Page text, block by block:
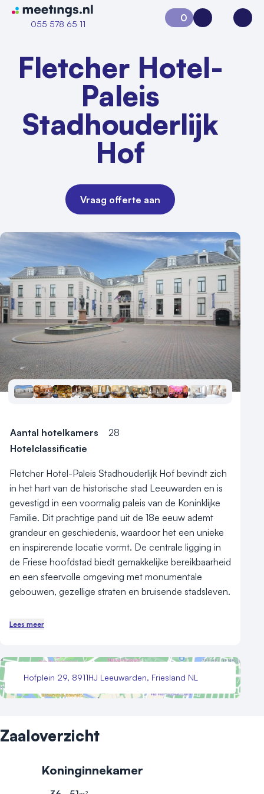
Naar home van Meetings
055 578 65 11
Vraag locatie aan
Locatiegids
Meld locatie aan
Nieuws
Reviews (5⭐️)
Contact
0
Aanvraag 0Inloggen
Fletcher Hotel-
Paleis
Stadhouderlijk
Hof
Vraag offerte aan
Aantal hotelkamers
28
Hotelclassificatie
Fletcher Hotel-Paleis Stadhouderlijk Hof bevindt zich
in het hart van de historische stad Leeuwarden en is
gevestigd in een voormalig paleis van de Koninklijke
Familie. Dit prachtige pand uit de 18e eeuw ademt
grandeur en geschiedenis, waardoor het een unieke
en inspirerende locatie vormt. De centrale ligging in
de Friese hoofdstad biedt gemakkelijke bereikbaarheid
en een sfeervolle omgeving met monumentale
gebouwen, gezellige straten en bruisende stadsleven.
Voor zakelijke bijeenkomsten biedt het hotel vijf
vergaderingen en netwerkevenementen. De
combinatie van historische charme en moderne
faciliteiten zorgt voor een bijzondere en productieve
Fletcher Hotel-Paleis Stadhouderlijk Hof beschikt
alleen sfeervol zijn ingericht, maar ook optimaal zijn
Lees meer
Hofplein 29, 8911HJ Leeuwarden, Friesland NL
Zaaloverzicht
Koninginnekamer